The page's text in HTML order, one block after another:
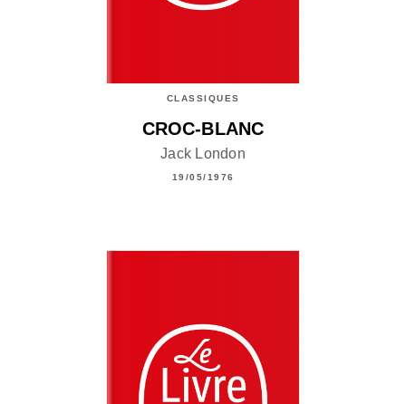
CLASSIQUES
CROC-BLANC
Jack London
19/05/1976